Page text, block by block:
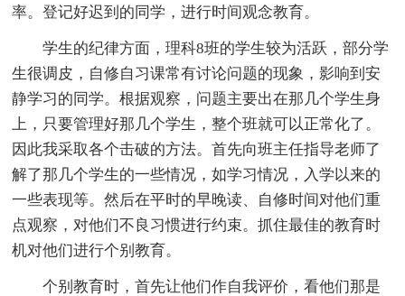
率。登记好迟到的同学，进行时间观念教育。
学生的纪律方面，理科8班的学生较为活跃，部分学
生很调皮，自修自习课常有讨论问题的现象，影响到安
静学习的同学。根据观察，问题主要出在那几个学生身
上，只要管理好那几个学生，整个班就可以正常化了。
因此我采取各个击破的方法。首先向班主任指导老师了
解了那几个学生的一些情况，如学习情况，入学以来的
一些表现等。然后在平时的早晚读、自修时间对他们重
点观察，对他们不良习惯进行约束。抓住最佳的教育时
机对他们进行个别教育。
个别教育时，首先让他们作自我评价，看他们那是